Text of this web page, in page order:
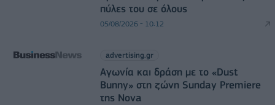
πύλες του σε όλους
05/08/2026 - 10:12
advertising.gr
Αγωνία και δράση με το «Dust
Bunny» στη ζώνη Sunday Premiere
της Nova